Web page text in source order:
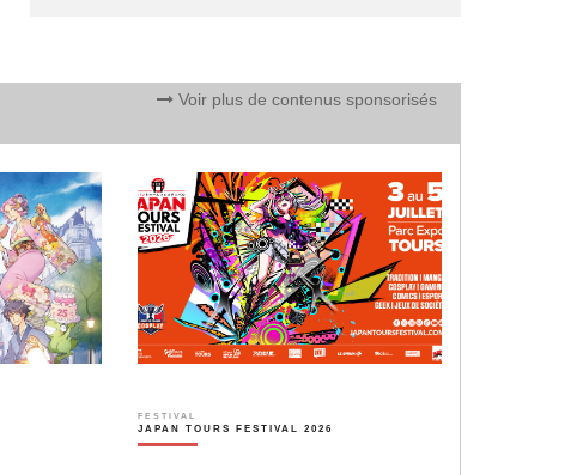
Voir plus de contenus sponsorisés
FESTIVAL
JAPAN TOURS FESTIVAL 2026